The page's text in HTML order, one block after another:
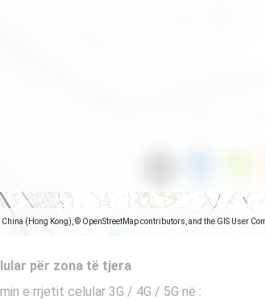
China (Hong Kong), © OpenStreetMap contributors, and the GIS User
për zona të tjera
e rrjetit celular 3G / 4G / 5G në :